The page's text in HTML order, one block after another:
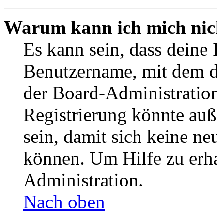
Warum kann ich mich
Es kann sein, dass
Benutzername, mit dem
der Board-
Registrierung könnte
sein, damit sich keine
können. Um Hilfe zu
Administration.
Nach oben